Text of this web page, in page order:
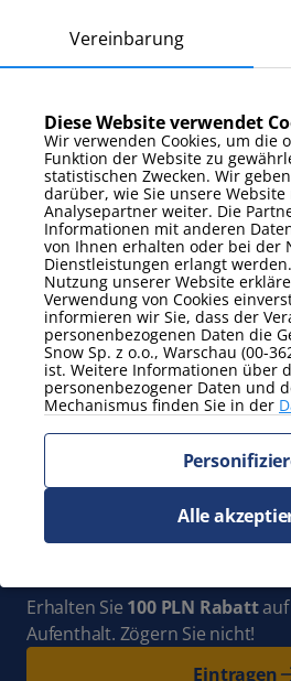
Zeig mehr
Bügeleisen
Gartenmöbel
Zeig mehr
Zusätzliche Eigenschaften
Arbeitsurlaub
ohne Tiere
Zeig mehr
Abonnieren Sie
den Newsletterund
uns auf dem
voller neuer
Erhalten Sie 100 PLN Rabatt
Aufenthalt. Zögern Sie nicht!
Eintragen
Vereinbarung
Diese Website verwendet
Wir verwenden Cookies, um die
Funktion der Website zu
statistischen Zwecken. Wir
darüber, wie Sie unsere
Analysepartner weiter. Die
Informationen mit anderen
von Ihnen erhalten oder bei der
Dienstleistungen erlangt
Nutzung unserer Website
Verwendung von Cookies
informieren wir Sie, dass der
personenbezogenen Daten die
Snow Sp. z o.o., Warschau (00-
ist. Weitere Informationen über
personenbezogener Daten und
Mechanismus finden Sie in der
Alle